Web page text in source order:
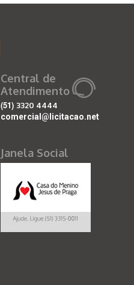
Central de
Atendimento
(51) 3320 4444
comercial@licitacao.net
Janela Social